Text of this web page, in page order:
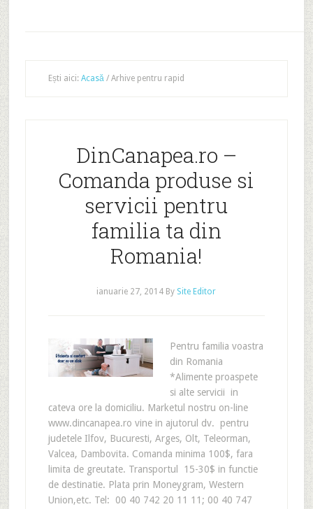
Ești aici: Acasă /Arhive pentru rapid
DinCanapea.ro –
Comanda produse si
servicii pentru
familia ta din
Romania!
ianuarie 27, 2014 By Site Editor
Pentru familia voastra
din Romania
*Alimente proaspete
si alte servicii in
cateva ore la domiciliu. Marketul nostru on-line
www.dincanapea.ro vine in ajutorul dv. pentru
judetele Ilfov, Bucuresti, Arges, Olt, Teleorman,
Valcea, Dambovita. Comanda minima 100$, fara
limita de greutate. Transportul 15-30$ in functie
de destinatie. Plata prin Moneygram, Western
Union,etc. Tel: 00 40 742 20 11 11; 00 40 747